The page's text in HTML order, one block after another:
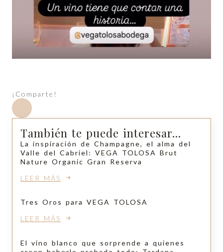
¡Comparte!
También te puede interesar...
La inspiración de Champagne, el alma del
Valle del Cabriel: VEGA TOLOSA Brut
Nature Organic Gran Reserva
LEER MÁS
Tres Oros para VEGA TOLOSA
LEER MÁS
El vino blanco que sorprende a quienes